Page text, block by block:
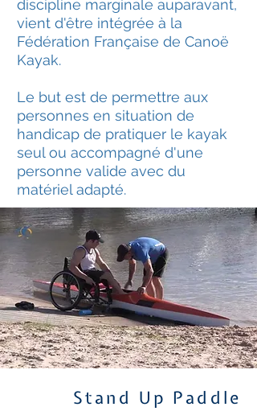
discipline marginale auparavant,
vient d'être intégrée à la
Fédération Française de Canoë
Kayak.
Le but est de permettre aux
personnes en situation de
handicap de pratiquer le kayak
seul ou accompagné d'une
personne valide avec du
matériel adapté.
Stand Up Paddle